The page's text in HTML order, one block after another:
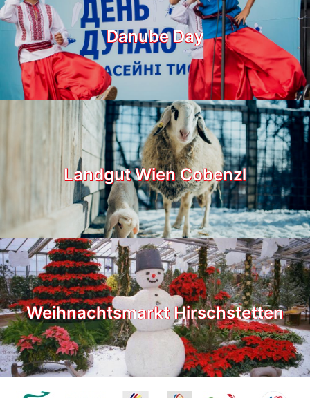
Danube Day
Landgut Wien Cobenzl
Weihnachtsmarkt Hirschstetten